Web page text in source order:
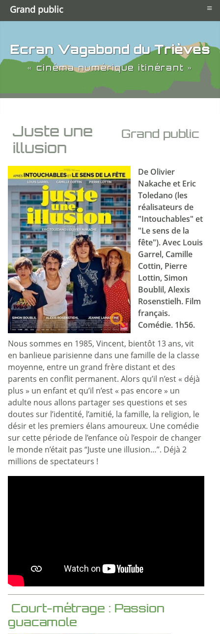
Ecran Vagabond du Trièves
« cinéma numérique itinérant »
Grand public
Juste une
illusion
De Olivier
Nakache et Eric
Toledano (les
réalisateurs de
"Intouchables" et
"Le sens de la
fête"). Avec Louis
Garrel, Camille
Cottin, Pierre
Lottin, Simon
Boublil, Alexis
Rosenstielh. Film
français.
Comédie. 1h56.
Nous sommes en 1985, Vincent, bientôt 13 ans, vit
en banlieue parisienne dans une famille de la classe
moyenne, entre un grand frère distant et des
parents en conflit permanent. Alors qu’il n’est « déjà
plus » un enfant et qu’il n’est « pas encore » un
adulte nous allons partager ses questions et ses
doutes sur l’identité, l’amitié, la famille, la religion, le
désir et les premiers élans amoureux. Une comédie
sur cette période de l’enfance où l’espoir de changer
le monde n’était pas “Juste une illusion…”. Déjà 2
millions de spectateurs !
Court-métrage : Passion
guacamole
Grand public ≡